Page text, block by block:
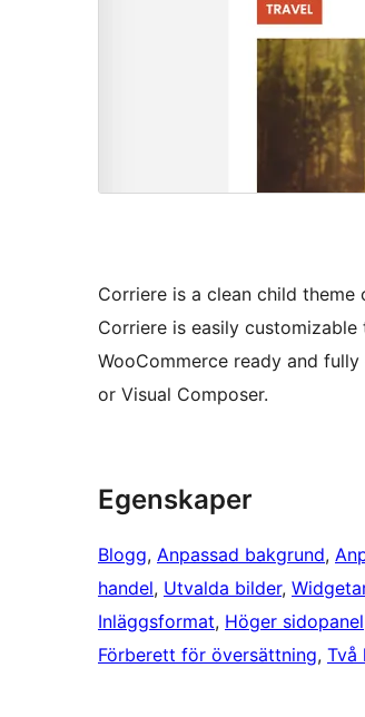
Corriere is a clean child
Corriere is easily
WooCommerce ready and
or Visual Composer.
Egenskaper
Blogg, Anpassad bakgrund,
handel, Utvalda bilder,
Inläggsformat, Höger sidopanel
Förberett för översättning, Två